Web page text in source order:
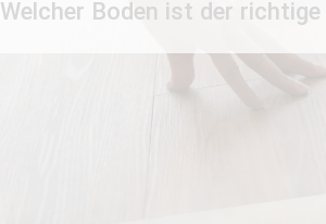
Welcher Boden ist der richtige